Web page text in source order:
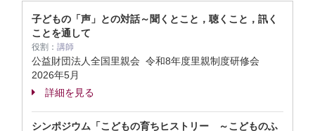
子どもの「声」との対話～聞くとこと，聴くこと，訊く
ことを通して
役割： 講師
公益財団法人全国里親会 令和8年度里親制度研修会
2026年5月
詳細を見る
シンポジウム「こどもの育ちヒストリー ～こどものふ